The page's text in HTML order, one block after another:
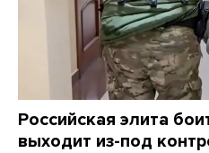
Российская элита
выходит из-под